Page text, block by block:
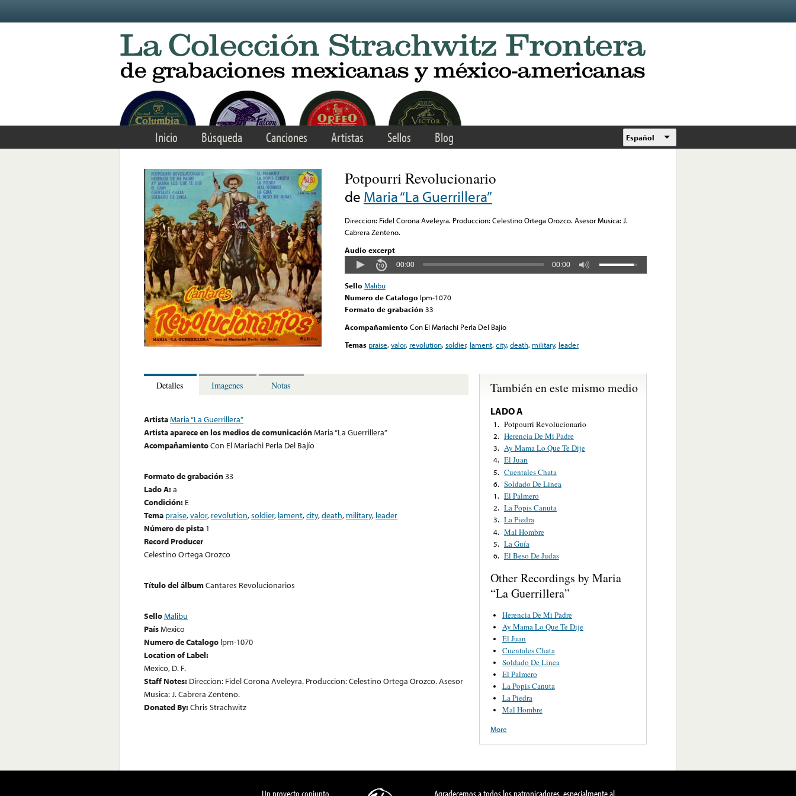
Inicio Búsqueda Canciones Artistas Sellos Blog Español
Potpourri Revolucionario
de Maria “La Guerrillera”
Direccion: Fidel Corona Aveleyra. Produccion: Celestino Ortega Orozco. Asesor Musica: J.
Cabrera Zenteno.
Audio excerpt
00:00 00:00
Sello Malibu
Numero de Catalogo lpm-1070
Formato de grabación 33
Acompañamiento Con El Mariachi Perla Del Bajío
Temas praise,valor, revolution,soldier, lament,city,death, military, leader
Detalles Imagenes Notas
ArtistaMaria “La Guerrillera”
Artista aparece en los medios de comunicaciónMaria “La Guerrillera”
AcompañamientoCon El Mariachi Perla Del Bajío
Formato de grabación33
Lado A:a
Condición: E
Tema praise,valor, revolution,soldier, lament,city,death, military, leader
Número de pista 1
Record Producer
Celestino Ortega Orozco
Título del álbumCantares Revolucionarios
SelloMalibu
PaísMexico
Numero de Catalogo lpm-1070
Location of Label:
Mexico, D. F.
Staff Notes: Direccion: Fidel Corona Aveleyra. Produccion: Celestino Ortega Orozco. Asesor
Musica: J. Cabrera Zenteno.
Donated By:Chris Strachwitz
También en este mismo medio
LADO A
1. Potpourri Revolucionario
2. Herencia De Mi Padre
3. Ay Mama Lo Que Te Dije
4. El Juan
5. Cuentales Chata
6. Soldado De Linea
1. El Palmero
2. La Popis Canuta
3. La Piedra
4. Mal Hombre
5. La Guía
6. El Beso De Judas
Other Recordings by Maria
“La Guerrillera”
Herencia De Mi Padre
Ay Mama Lo Que Te Dije
El Juan
Cuentales Chata
Soldado De Linea
El Palmero
La Popis Canuta
La Piedra
Mal Hombre
More
Un proyecto conjunto Agradecemos a todos los patronicadores, especialmente al